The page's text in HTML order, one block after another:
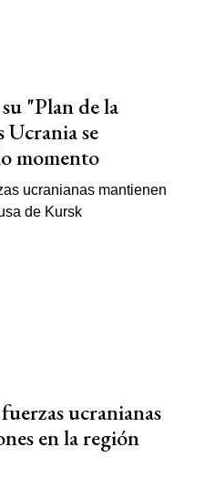
"Plan de la
se
momento
ucranianas
en la región